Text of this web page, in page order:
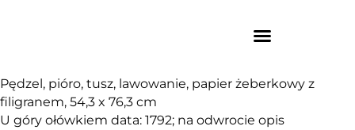
Pędzel, pióro, tusz, lawowanie, papier żeberkowy z
filigranem, 54,3 x 76,3 cm
U góry ołówkiem data: 1792; na odwrocie opis